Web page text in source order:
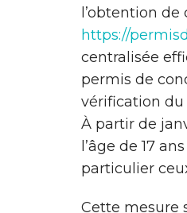
l’obtention
https://
centralisée
permis de
vérification du
À partir de
l’âge de 17
particulier
Cette mesure